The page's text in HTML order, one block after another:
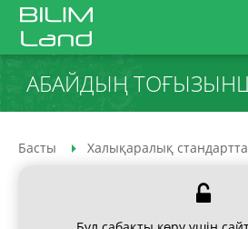
АБАЙДЫҢ
Басты Халықаралық